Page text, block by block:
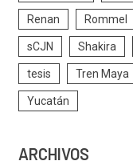
Renan Rommel
sCJN Shakira
tesis Tren Maya
Yucatán
ARCHIVOS